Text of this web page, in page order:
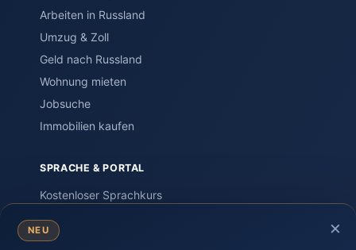
Arbeiten in Russland
Umzug & Zoll
Geld nach Russland
Wohnung mieten
Jobsuche
Immobilien kaufen
SPRACHE & PORTAL
Kostenloser Sprachkurs
Einstufungstest
Sprachreisen
×
NEU